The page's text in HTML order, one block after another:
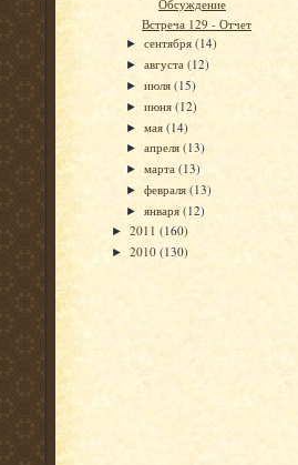
Обсуждение
Встреча 129 - Отчет
►сентября(14)
►августа(12)
►июля(15)
►июня(12)
►мая(14)
►апреля(13)
►марта(13)
►февраля(13)
►января(12)
► 2011 (160)
► 2010 (130)